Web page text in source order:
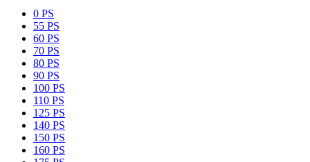
0 PS
55 PS
60 PS
70 PS
80 PS
90 PS
100 PS
110 PS
125 PS
140 PS
150 PS
160 PS